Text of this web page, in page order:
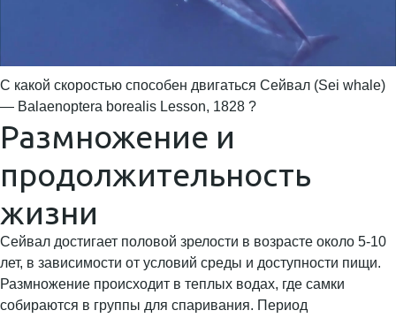
С какой скоростью способен двигаться Сейвал (Sei whale)
— Balaenoptera borealis Lesson, 1828 ?
Размножение и
продолжительность
жизни
Сейвал достигает половой зрелости в возрасте около 5-10
лет, в зависимости от условий среды и доступности пищи.
Размножение происходит в теплых водах, где самки
собираются в группы для спаривания. Период